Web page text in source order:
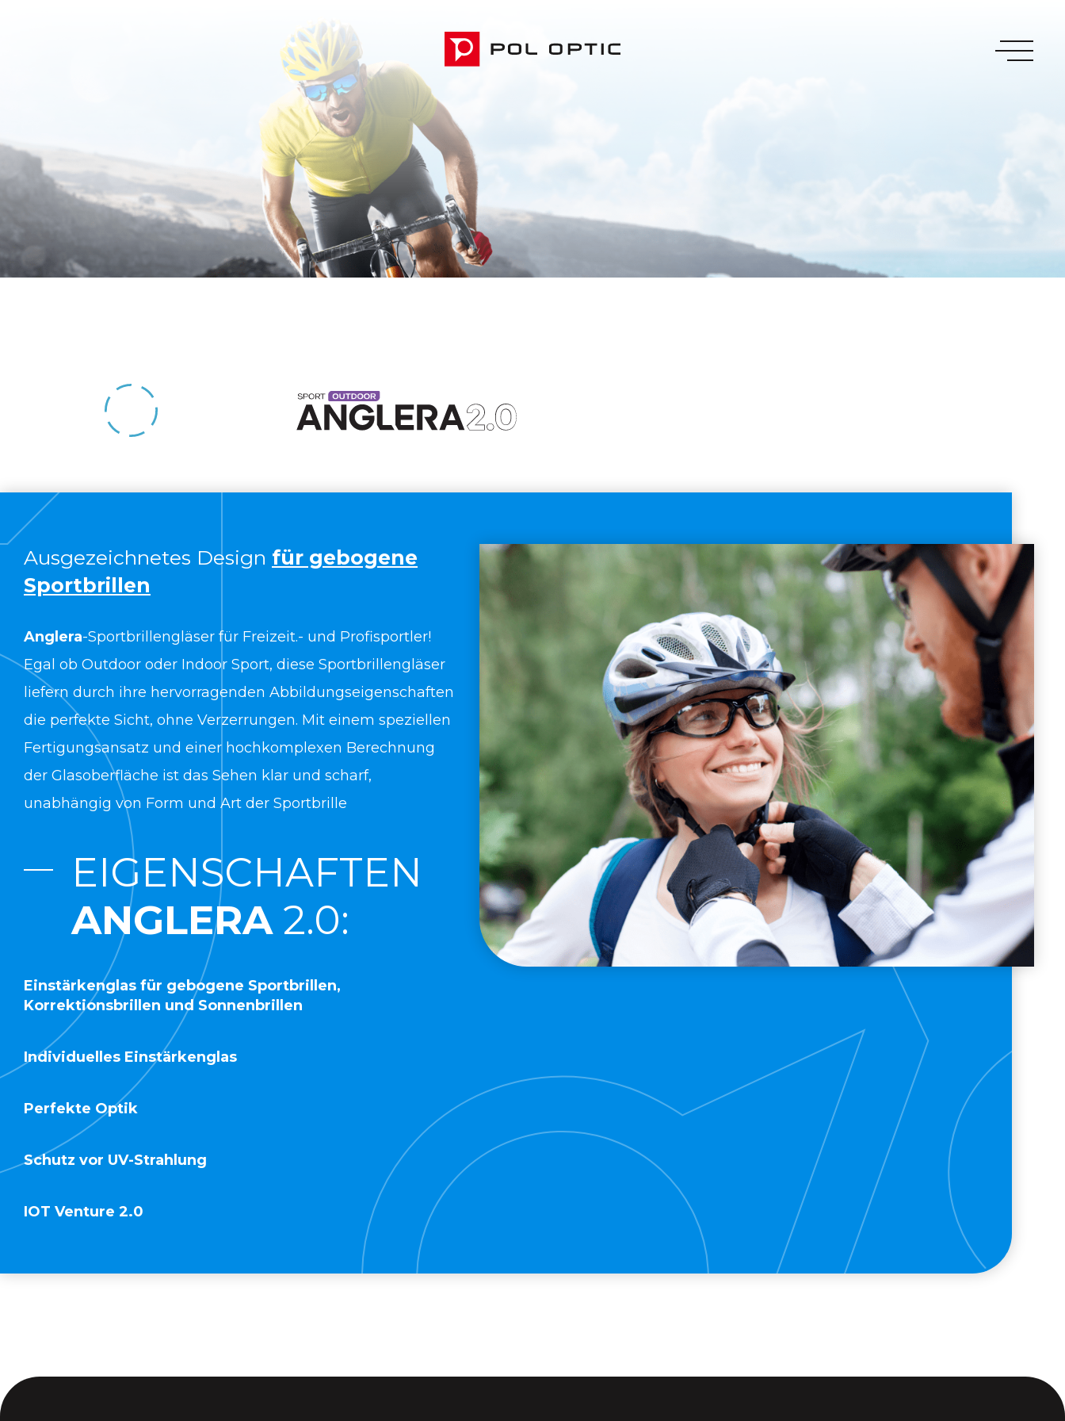
Ausgezeichnetes Design für gebogene
Sportbrillen
Anglera-Sportbrillengläser für Freizeit.- und Profisportler!
Egal ob Outdoor oder Indoor Sport, diese Sportbrillengläser
liefern durch ihre hervorragenden Abbildungseigenschaften
die perfekte Sicht, ohne Verzerrungen. Mit einem speziellen
Fertigungsansatz und einer hochkomplexen Berechnung
der Glasoberfläche ist das Sehen klar und scharf,
unabhängig von Form und Art der Sportbrille
EIGENSCHAFTEN
ANGLERA2.0:
Einstärkenglas für gebogene Sportbrillen,
Korrektionsbrillen und Sonnenbrillen
Individuelles Einstärkenglas
Perfekte Optik
Schutz vor UV-Strahlung
IOT Venture 2.0